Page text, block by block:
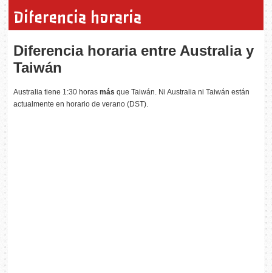
Diferencia horaria
Diferencia horaria entre Australia y
Taiwán
Australia tiene 1:30 horasmás que Taiwán. Ni Australia ni Taiwán están
actualmente en horario de verano (DST).